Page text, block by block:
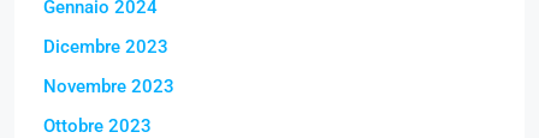
Gennaio 2024
Dicembre 2023
Novembre 2023
Ottobre 2023